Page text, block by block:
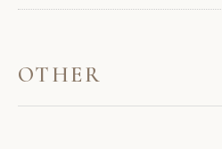
OTHER